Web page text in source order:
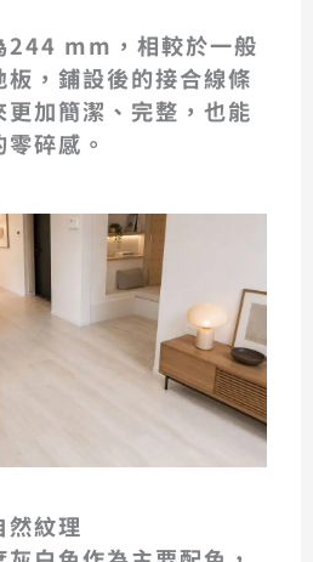
244 mm，相較於一般
，鋪設後的接合線條
加簡潔、完整，也能
碎感。
然紋理